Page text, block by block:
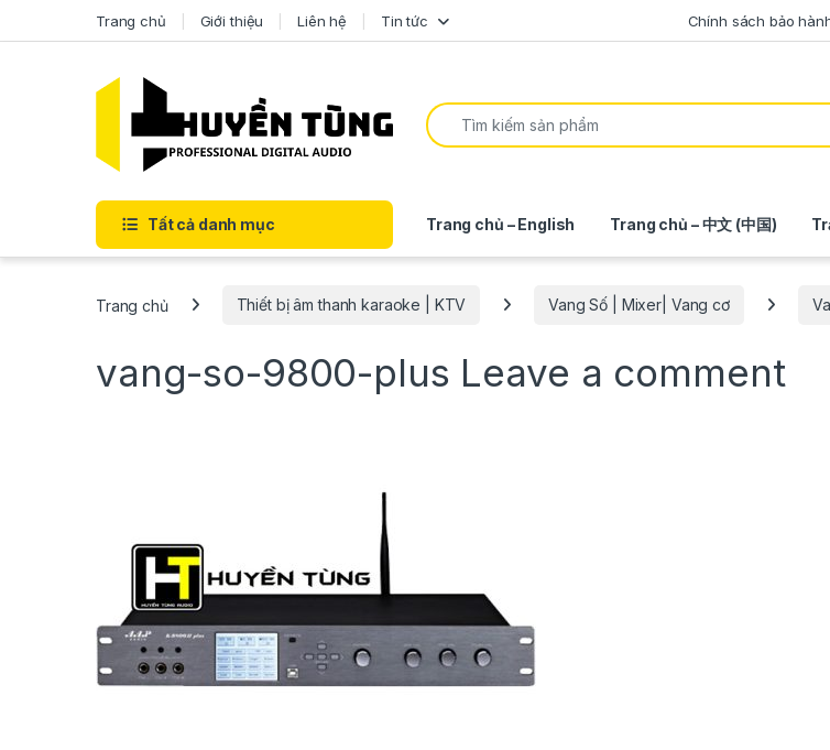
Trang chủ Giới thiệu Liên hệ Tin tức Chính sách bảo
Tất cả danh mục Trang chủ – English Trang chủ – 中文 (中国)
Trang chủ Thiết bị âm thanh karaoke | KTV Vang Số | Mixer| Vang cơ
vang-so-9800-plus Leave a comment